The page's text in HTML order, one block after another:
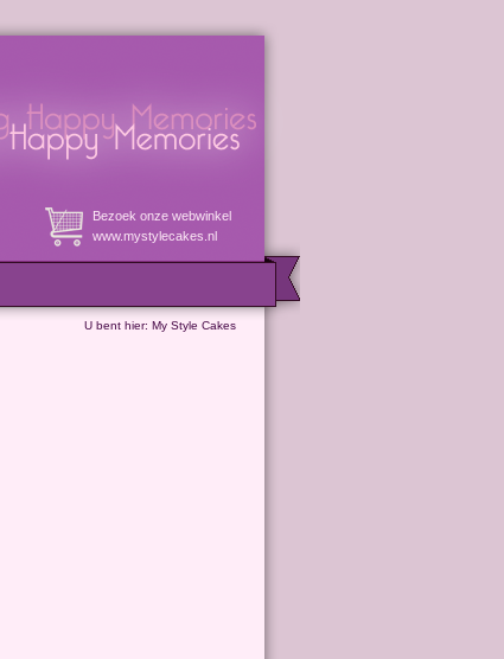
Bezoek onze webwinkel
www.mystylecakes.nl
U bent hier: My Style Cakes